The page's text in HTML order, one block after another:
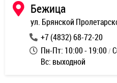
Бежица
ул. Брянской
+7 (4832) 68-72-20
Пн-Пт: 10:00 - 19:00
Вс: выходной